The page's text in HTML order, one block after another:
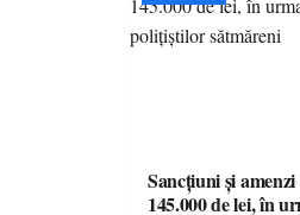
Sancțiuni și amenzi
145.000 de lei, în